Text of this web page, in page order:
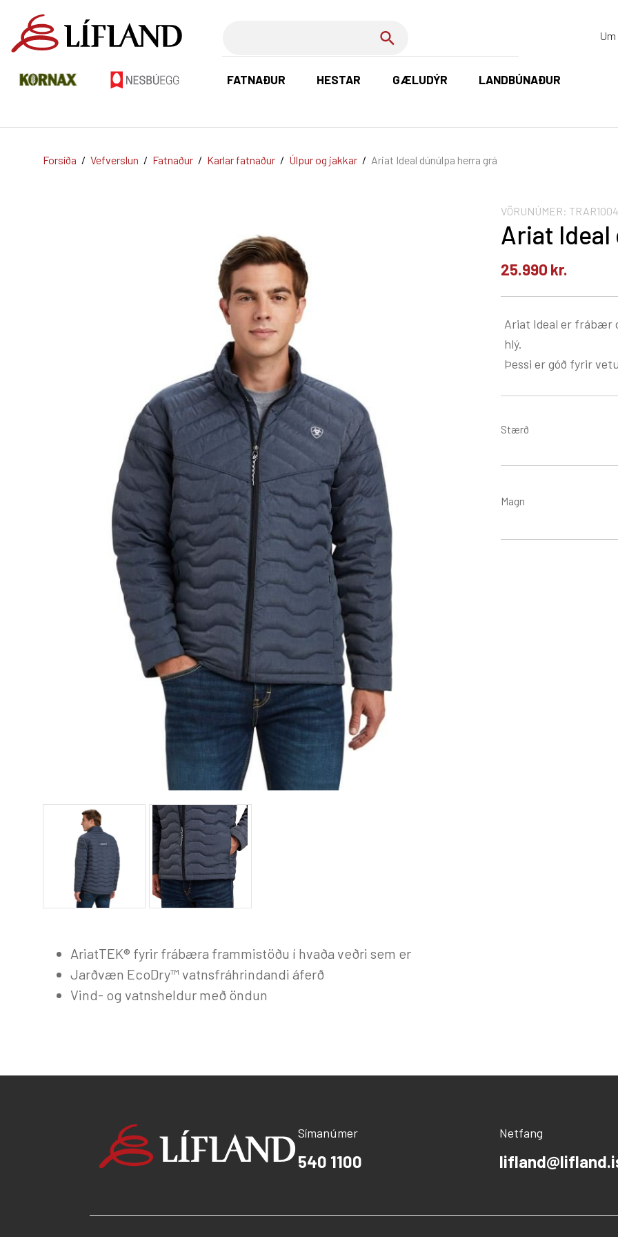
FATNAÐUR HESTAR GÆLUDÝR LANDBÚNAÐUR
Forsíða / Vefverslun / Fatnaður / Karlar fatnaður / Úlpur og jakkar / Ariat Ideal dúnúlpa herra grá
VÖRUNÚMER:
Ariat Ideal
25.990 kr.
Ariat Ideal er frábær
hlý.
Þessi er góð fyrir
Stærð
Magn
AriatTEK® fyrir frábæra frammistöðu í hvaða veðri sem er
Jarðvæn EcoDry™ vatnsfráhrindandi áferð
Vind- og vatnsheldur með öndun
Símanúmer
540 1100
Netfang